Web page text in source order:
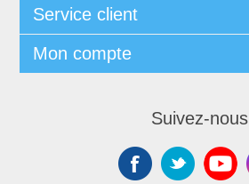
Service client
Mon compte
Suivez-nous